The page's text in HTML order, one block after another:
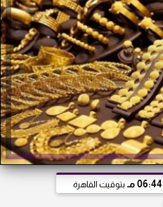
06:44 مـ بتوقيت القاهرة